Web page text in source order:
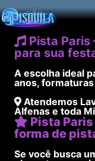
Pista Paris
para sua
A escolha ideal
anos,
Atendemos
Alfenas e toda
Pista
forma de
Se você busca